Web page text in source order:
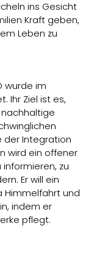
ins Gesicht
Kraft geben,
Leben zu
wurde im
Ihr Ziel ist es,
der Integration
wird ein offener
informieren, zu
Er will ein
Himmelfahrt und
indem er
pflegt.